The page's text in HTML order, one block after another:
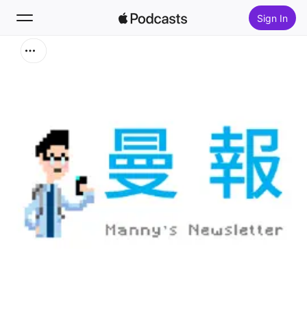
Sign In
New
Top Charts